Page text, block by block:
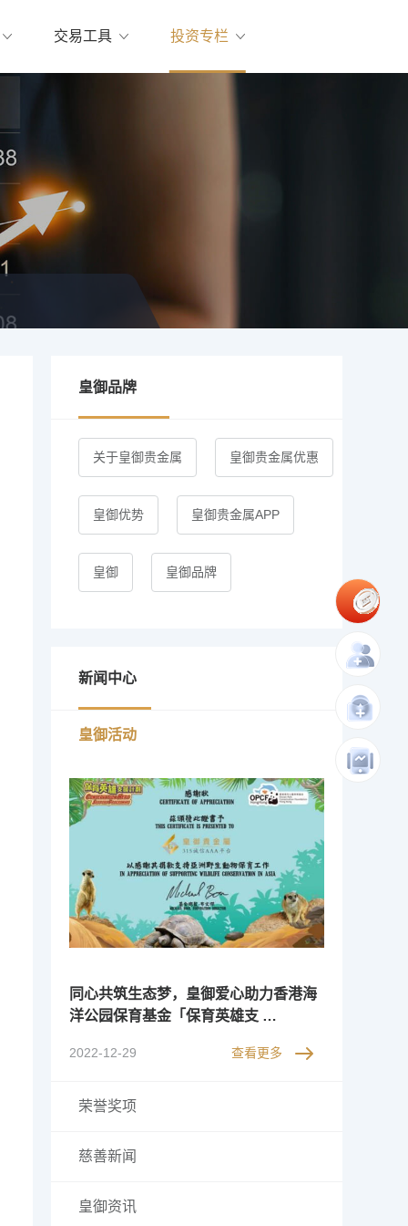
交易工具 投资专栏
皇御品牌
关于皇御贵金属 皇御贵金属优惠
皇御优势 皇御贵金属APP
皇御 皇御品牌
新闻中心
皇御活动
同心共筑生态梦，皇御爱心助力香港海
洋公园保育基金「保育英雄支 …
2022-12-29 查看更多
荣誉奖项
慈善新闻
皇御资讯